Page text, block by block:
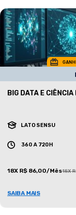
BIG DATA E CIÊNCIA
LATO SENSU
360 A 720H
18X R$ 86,00/Mês18X
SAIBA MAIS